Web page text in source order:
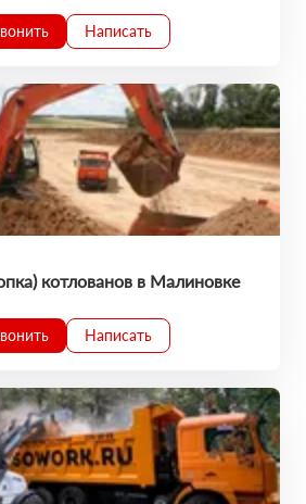
Написать
котлованов в Малиновке
Написать